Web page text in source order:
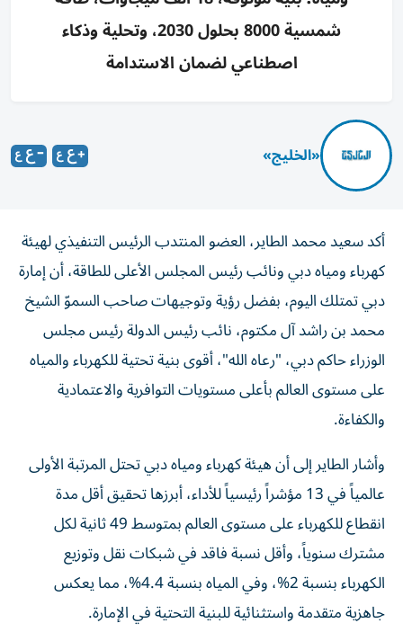
شمسية 8000 بحلول 2030، وتحلية وذكاء
اصطناعي لضمان الاستدامة
«الخليج»
أكد سعيد محمد الطاير، العضو المنتدب الرئيس التنفيذي لهيئة
كهرباء ومياه دبي ونائب رئيس المجلس الأعلى للطاقة، أن إمارة
دبي تمتلك اليوم، بفضل رؤية وتوجيهات صاحب السموّ الشيخ
محمد بن راشد آل مكتوم، نائب رئيس الدولة رئيس مجلس
الوزراء حاكم دبي، "رعاه الله"، أقوى بنية تحتية للكهرباء والمياه
على مستوى العالم بأعلى مستويات التوافرية والاعتمادية
والكفاءة.
وأشار الطاير إلى أن هيئة كهرباء ومياه دبي تحتل المرتبة الأولى
عالمياً في 13 مؤشراً رئيسياً للأداء، أبرزها تحقيق أقل مدة
انقطاع للكهرباء على مستوى العالم بمتوسط 49 ثانية لكل
مشترك سنوياً، وأقل نسبة فاقد في شبكات نقل وتوزيع
الكهرباء بنسبة 2%، وفي المياه بنسبة 4.4%، مما يعكس
جاهزية متقدمة واستثنائية للبنية التحتية في الإمارة.